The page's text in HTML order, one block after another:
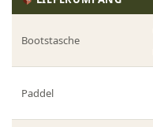
Bootstasche
Paddel